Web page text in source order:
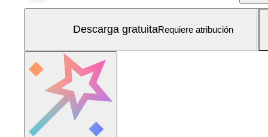
Descarga gratuitaRequiere atribución